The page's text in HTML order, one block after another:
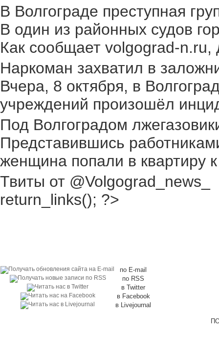
В Волгограде преступная
В один из районных судов
Как сообщает volgograd-
Наркоман захватил в
Вчера, 8 октября, в
учреждений произошёл
Под Волгоградом
Представившись
женщина попали в квартиру
Твиты от @Volgograd_news_
return_links(); ?>
по E-mail
по RSS
в Twitter
в Facebook
в Livejournal